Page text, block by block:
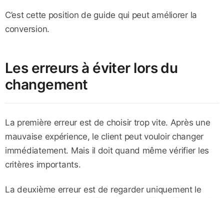
C’est cette position de guide qui peut améliorer la
conversion.
Les erreurs à éviter lors du
changement
La première erreur est de choisir trop vite. Après une
mauvaise expérience, le client peut vouloir changer
immédiatement. Mais il doit quand même vérifier les
critères importants.
La deuxième erreur est de regarder uniquement le